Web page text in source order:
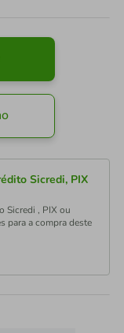
Sicredi, PIX
Sicredi , PIX ou
para a compra deste